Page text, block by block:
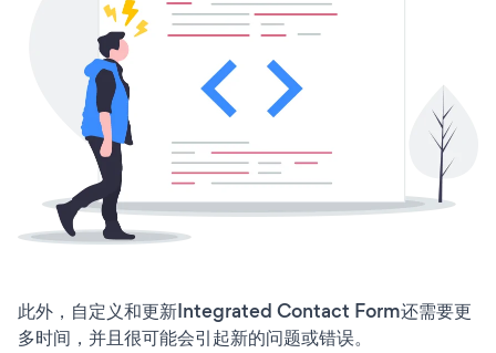
此外，自定义和更新Integrated Contact Form还需要更
多时间，并且很可能会引起新的问题或错误。